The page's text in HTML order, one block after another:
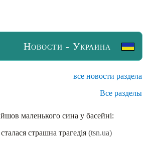
Новости - Украина
все новости раздела
Все разделы
маленького сина у басейні:
страшна трагедія (tsn.ua)